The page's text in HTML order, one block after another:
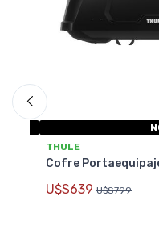
THULE
Cofre
U$S639 U$S799